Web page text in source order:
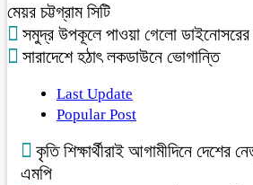
মেয়র চট্টগ্রাম সিটি
সমুদ্র উপকূলে পাওয়া গেলো ডাইনোসরের
সারাদেশে হঠাৎ লকডাউনে ভোগান্তি
Last Update
Popular Post
কৃতি শিক্ষার্থীরাই আগামীদিনে দেশের
এমপি